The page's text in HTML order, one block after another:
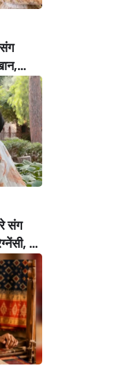
में पूछो
संग
बेटे
With